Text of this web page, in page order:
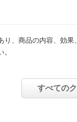
紫外線吸収剤
、商品の内容、効果
すべての